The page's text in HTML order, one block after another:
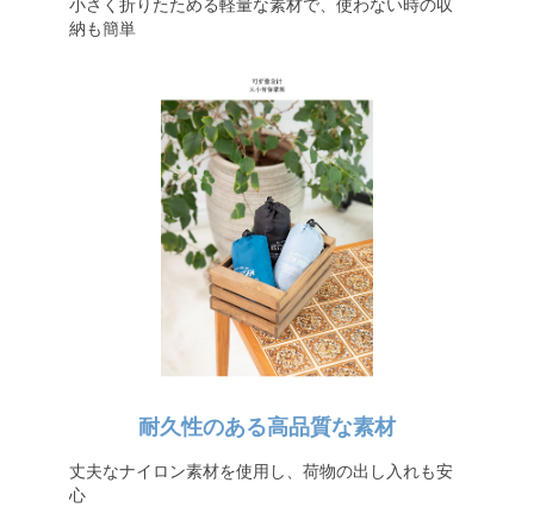
小さく折りたためる軽量な素材で、使わない時の収
納も簡単
耐久性のある高品質な素材
丈夫なナイロン素材を使用し、荷物の出し入れも安
心